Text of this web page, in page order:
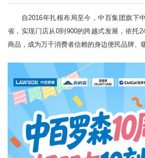
自2016年扎根布局至今，中百集团旗下
省，实现门店从0到900的跨越式发展，依托
商品，成为万千消费者信赖的身边便民品牌、暖